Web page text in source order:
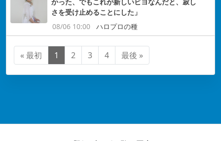
さを受け止めることにした」
08/06 10:00
ハロプロの種
« 最初 1 2 3 4 最後 »